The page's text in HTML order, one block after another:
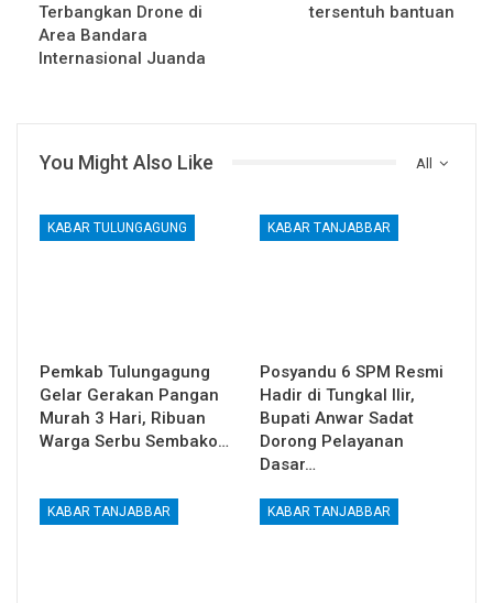
Terbangkan Drone di
Area Bandara
Internasional Juanda
tersentuh bantuan
All
You Might Also Like
KABAR TULUNGAGUNG
Pemkab Tulungagung
Gelar Gerakan Pangan
Murah 3 Hari, Ribuan
Warga Serbu Sembako…
KABAR TANJABBAR
Posyandu 6 SPM Resmi
Hadir di Tungkal Ilir,
Bupati Anwar Sadat
Dorong Pelayanan
Dasar…
KABAR TANJABBAR KABAR TANJABBAR